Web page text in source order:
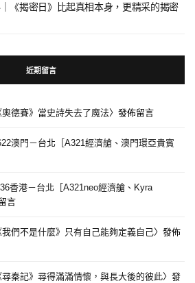
《揭密日》比起真相本身，更精采的揭密
近期留言
德賽》當史詩失去了魔法〉發佈留言
澳門－台北［A321經濟艙、澳門環亞貴賓
香港－台北［A321neo經濟艙、Kyra
言
們不是什麼》只有自己能夠定義自己〉發佈
秦記》尋得滿滿情懷，與長大後的彼此〉發